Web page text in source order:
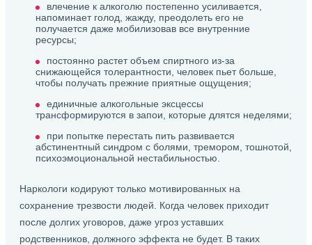
влечение к алкоголю постепенно усиливается,
напоминает голод, жажду, преодолеть его не
получается даже мобилизовав все внутренние
ресурсы;
постоянно растет объем спиртного из-за
снижающейся толерантности, человек пьет больше,
чтобы получать прежние приятные ощущения;
единичные алкогольные эксцессы
трансформируются в запои, которые длятся неделями;
при попытке перестать пить развивается
абстинентный синдром с болями, тремором, тошнотой,
психоэмоциональной нестабильностью.
Наркологи кодируют только мотивированных на
сохранение трезвости людей. Когда человек приходит
после долгих уговоров, даже угроз уставших
родственников, должного эффекта не будет. В таких